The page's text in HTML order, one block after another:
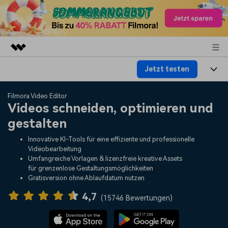
Dienstprogramme
Business
Überblick
Lösungen
Über uns
Presseraum
Support
Jetzt testen
Produkte
Plattformen
Funktionen
Assets
KI
Video/Foto
Audio
Lösungen
Soziale Medien
Marketing & Business
Lifestyle & Spaß
Ressourcen
Video-Prompts
Über 100 heiße Video-
Meisterkurs
Beherrschen Sie
Hilfe-Center
Filmora Video Editor
Videos schneiden, optimieren und
gestalten
Innovative KI-Tools für eine effiziente und professionelle
Videobearbeitung
Umfangreiche Vorlagen & lizenzfreie kreative Assets
für grenzenlose Gestaltungsmöglichkeiten
Gratisversion ohne Ablaufdatum nutzen
4,7 (15746 Bewertungen)